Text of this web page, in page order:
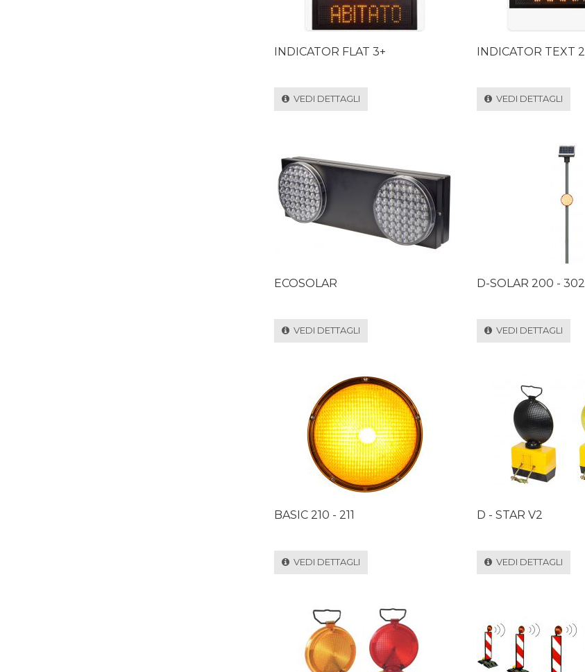
INDICATOR FLAT 3+
VEDI DETTAGLI
INDICATOR TEXT 2
VEDI DETTAGLI
ECOSOLAR
VEDI DETTAGLI
D-SOLAR 200 - 302
VEDI DETTAGLI
BASIC 210 - 211
VEDI DETTAGLI
D - STAR V2
VEDI DETTAGLI